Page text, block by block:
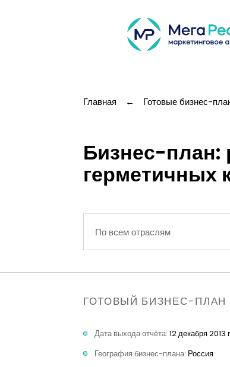
Главная ← Готовые бизнес-
Бизнес-план:
герметичных
По всем отраслям
ГОТОВЫЙ БИЗНЕС-ПЛАН
Дата выхода отчёта: 12 декабря 2013
География бизнес-плана: Россия